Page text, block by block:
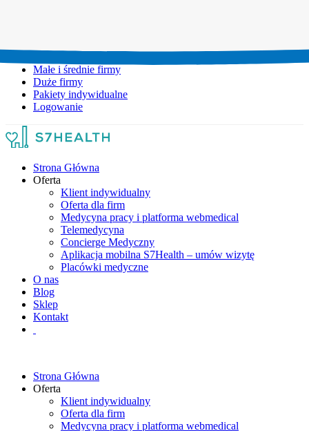
Małe i średnie firmy
Duże firmy
Pakiety indywidualne
Logowanie
Strona Główna
Oferta
Klient indywidualny
Oferta dla firm
Medycyna pracy i platforma webmedical
Telemedycyna
Concierge Medyczny
Aplikacja mobilna S7Health – umów wizytę
Placówki medyczne
O nas
Blog
Sklep
Kontakt
Strona Główna
Oferta
Klient indywidualny
Oferta dla firm
Medycyna pracy i platforma webmedical